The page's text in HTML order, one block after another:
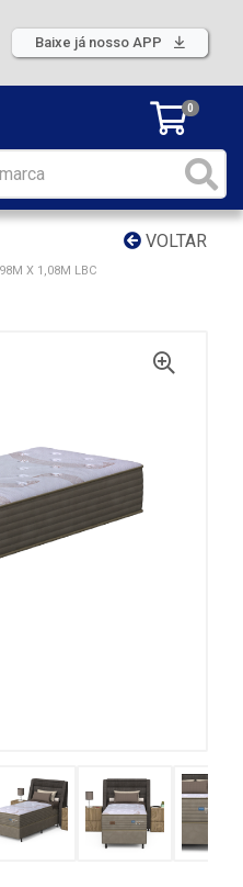
Baixe já nosso APP
0
VOLTAR
X 1,08M LBC